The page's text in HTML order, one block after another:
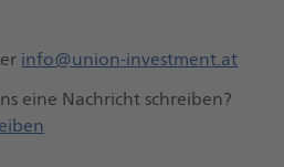
info@union-investment.at
eine Nachricht schreiben?